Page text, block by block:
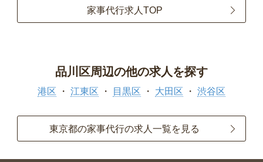
家事代行求人TOP
品川区周辺の他の求人を探す
港区 江東区 目黒区 大田区 渋谷区
東京都の家事代行の求人一覧を見る